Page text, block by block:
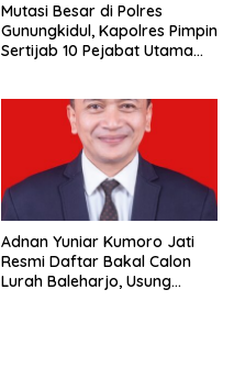
Mutasi Besar di Polres
Gunungkidul, Kapolres Pimpin
Sertijab 10 Pejabat Utama
Adnan Yuniar Kumoro Jati
Resmi Daftar Bakal Calon
Lurah Baleharjo, Usung